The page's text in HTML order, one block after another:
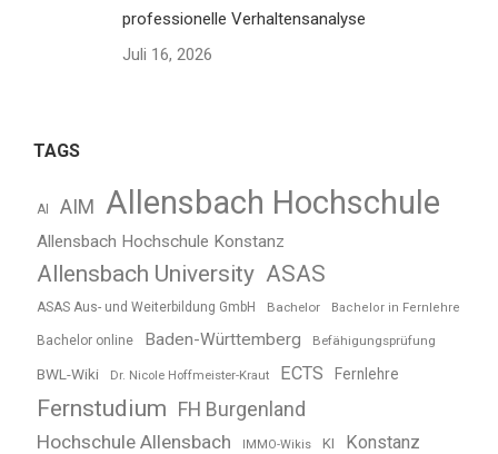
professionelle Verhaltensanalyse
Juli 16, 2026
TAGS
AI AIM Allensbach Hochschule
Allensbach Hochschule Konstanz
Allensbach University ASAS
ASAS Aus- und Weiterbildung GmbH Bachelor Bachelor in Fernlehre
Bachelor online Baden-Württemberg Befähigungsprüfung
BWL-Wiki Dr. Nicole Hoffmeister-Kraut ECTS Fernlehre
Fernstudium FH Burgenland
Hochschule Allensbach
IMMO-Wikis KI Konstanz